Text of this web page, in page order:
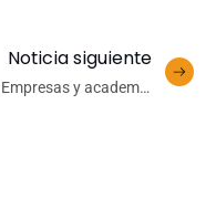
Noticia siguiente
Empresas y academia